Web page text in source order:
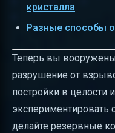
кристалла
Разные способы
Теперь вы вооружены
разрушение от
постройки в целости
экспериментировать
делайте резервные